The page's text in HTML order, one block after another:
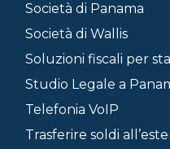
Società di Panama
Società di Wallis
Soluzioni fiscali per
Studio Legale a
Telefonia VoIP
Trasferire soldi